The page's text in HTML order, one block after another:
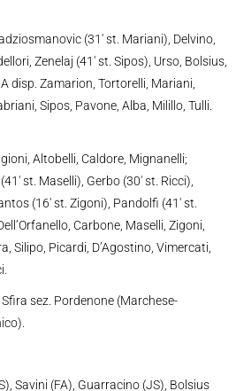
(31′ st. Mariani), Delvino,
Zenelaj (41′ st. Sipos), Urso, Bolsius,
disp. Zamarion, Tortorelli, Mariani,
Sipos, Pavone, Alba, Milillo, Tulli.
Altobelli, Caldore, Mignanelli;
st. Maselli), Gerbo (30′ st. Ricci),
(16′ st. Zigoni), Pandolfi (41′ st.
Carbone, Maselli, Zigoni,
Silipo, Picardi, D’Agostino, Vimercati,
sez. Pordenone (Marchese-
Savini (FA), Guarracino (JS), Bolsius